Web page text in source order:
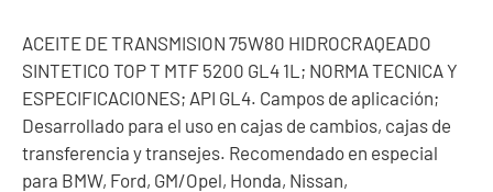
ACEITE DE TRANSMISION 75W80 HIDROCRAQEADO
SINTETICO TOP T MTF 5200 GL4 1L; NORMA TECNICA Y
ESPECIFICACIONES; API GL4. Campos de aplicación;
Desarrollado para el uso en cajas de cambios, cajas de
transferencia y transejes. Recomendado en especial
para BMW, Ford, GM/Opel, Honda, Nissan,